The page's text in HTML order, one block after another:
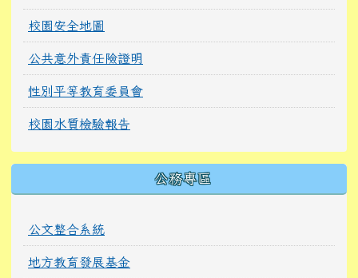
校園安全地圖
公共意外責任險證明
性別平等教育委員會
校園水質檢驗報告
公務專區
公文整合系統
地方教育發展基金